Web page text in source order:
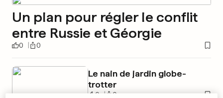
Un plan pour régler le conflit
entre Russie et Géorgie
0 0
Le nain de jardin globe-
trotter
0 0